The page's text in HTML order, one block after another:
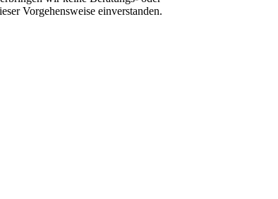
Vorgehensweise einverstanden.